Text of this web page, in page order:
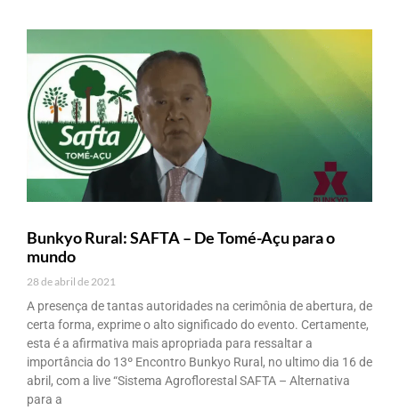
Bunkyo Rural: SAFTA – De Tomé-Açu para o
mundo
28 de abril de 2021
A presença de tantas autoridades na cerimônia de abertura, de
certa forma, exprime o alto significado do evento. Certamente,
esta é a afirmativa mais apropriada para ressaltar a
importância do 13º Encontro Bunkyo Rural, no ultimo dia 16 de
abril, com a live “Sistema Agroflorestal SAFTA – Alternativa
para a